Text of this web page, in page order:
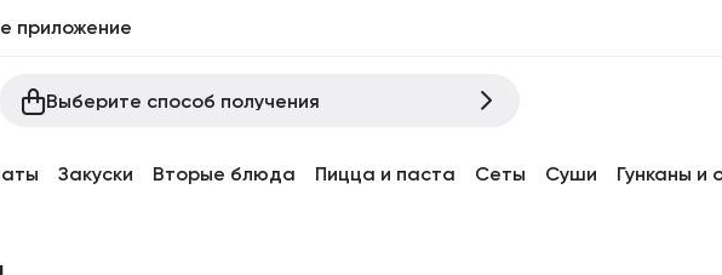
приложение
Выберите способ получения
Закуски Вторые блюда Пицца и паста Сеты Суши Гунканы и